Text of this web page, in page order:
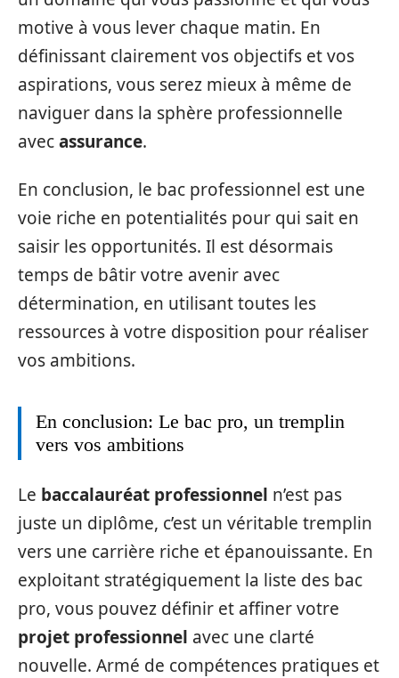
motive à vous lever chaque matin. En
définissant clairement vos objectifs et vos
aspirations, vous serez mieux à même de
naviguer dans la sphère professionnelle
avecassurance.
En conclusion, le bac professionnel est une
voie riche en potentialités pour qui sait en
saisir les opportunités. Il est désormais
temps de bâtir votre avenir avec
détermination, en utilisant toutes les
ressources à votre disposition pour réaliser
vos ambitions.
En conclusion: Le bac pro, un tremplin
vers vos ambitions
Le baccalauréat professionnel n’est pas
juste un diplôme, c’est un véritable tremplin
vers une carrière riche et épanouissante. En
exploitant stratégiquement la liste des bac
pro, vous pouvez définir et affiner votre
projet professionnel avec une clarté
nouvelle. Armé de compétences pratiques et